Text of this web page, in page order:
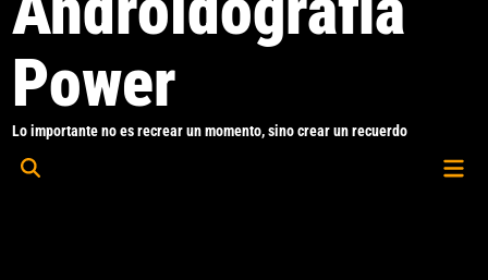
Power
Lo importante no es recrear un momento, sino crear un recuerdo
Abrir